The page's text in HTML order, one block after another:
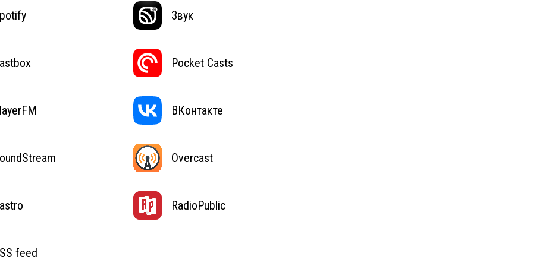
Звук
Pocket Casts
ВКонтакте
Overcast
RadioPublic
feed